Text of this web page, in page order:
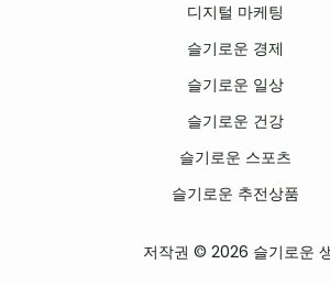
디지털 마케팅
슬기로운 경제
슬기로운 일상
슬기로운 건강
슬기로운 스포츠
슬기로운 추전상품
저작권 © 2026 슬기로운